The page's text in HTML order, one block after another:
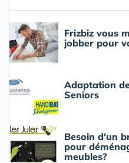
Frizbiz vous
jobber pour
Adaptation
Seniors
Besoin d'un
pour
meubles?